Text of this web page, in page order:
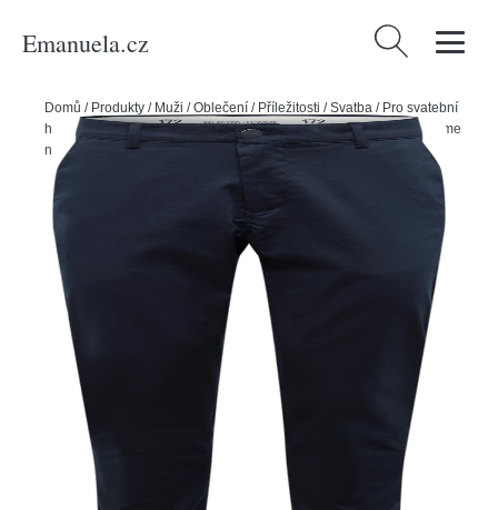
Emanuela.cz Vyhledávání
Domů / Produkty / Muži /Oblečení / Příležitosti /Svatba / Pro svatební
hosty/ Spodní díly/ Chinos/Chino kalhoty 'Repton' Selected Homme
námořnická modř